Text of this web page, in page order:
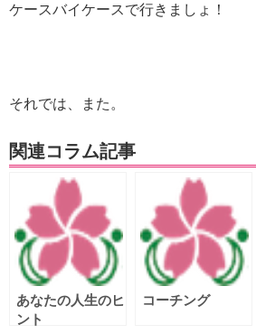
ケースバイケースで行きましょ！
それでは、また。
関連コラム記事
あなたの人生のヒ
ント
コーチング